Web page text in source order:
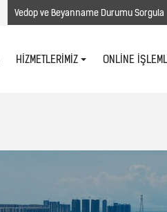
Vedop ve Beyanname Durumu Sorgula
HIZMETLERIMIZ ONLINE